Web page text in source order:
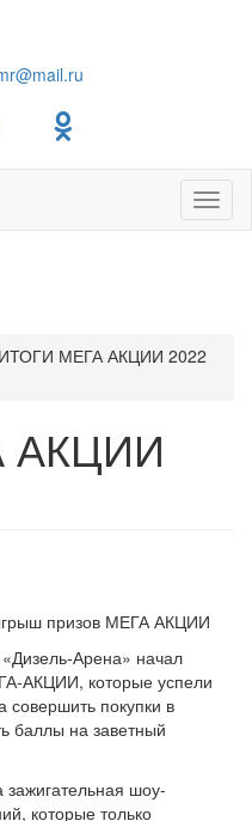
ИТОГИ МЕГА АКЦИИ 2022
АКЦИИ
призов МЕГА АКЦИИ
Арена» начал
АКЦИИ, которые успели
совершить покупки в
баллы на заветный
зажигательная шоу-
которые только